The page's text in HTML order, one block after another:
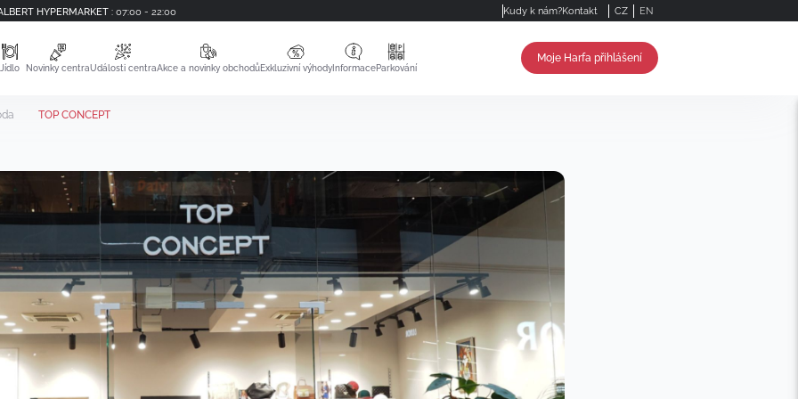
HYPERMARKET : 07:00 - 22:00 Kudy k nám?Kontakt CZ EN
Jídlo Novinky centraUdálosti centraAkce a novinky obchodůExkluzivní výhodyInformaceParkování
Moje Harfa přihlášení
TOP CONCEPT